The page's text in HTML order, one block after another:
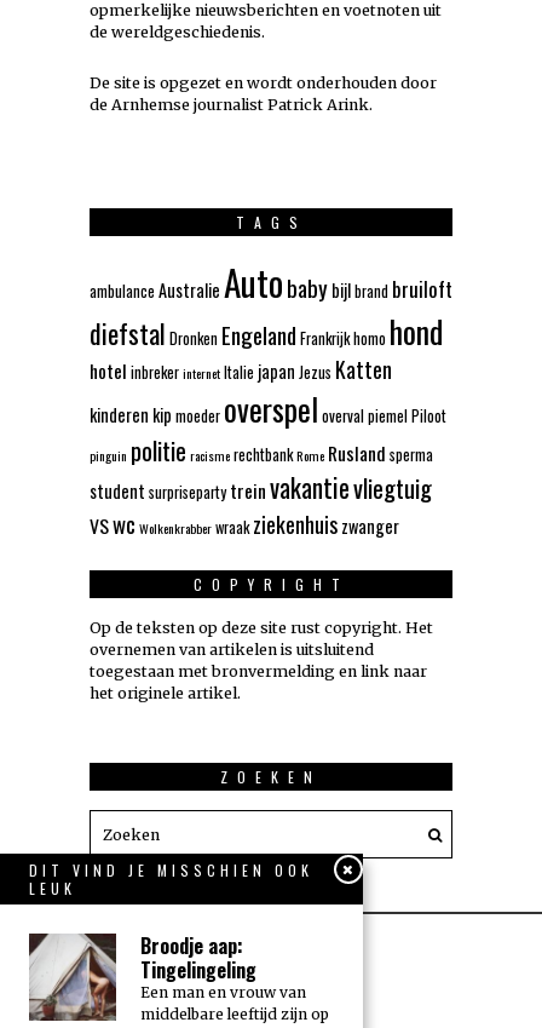
opmerkelijke nieuwsberichten en voetnoten uit
de wereldgeschiedenis.
De site is opgezet en wordt onderhouden door
de Arnhemse journalist Patrick Arink.
TAGS
ambulance AustralieAutobabybijlbrand bruiloft
diefstal Dronken Engeland Frankrijkhomo hond
hotel inbrekerinternetItalie japan Jezus Katten
kinderen kip moeder overspel overvalpiemelPiloot
pinguin politie racismerechtbankRome Rusland sperma
student surpriseparty treinvakantievliegtuig
VSwc Wolkenkrabberwraak ziekenhuiszwanger
COPYRIGHT
Op de teksten op deze site rust copyright. Het
overnemen van artikelen is uitsluitend
toegestaan met bronvermelding en link naar
het originele artikel.
ZOEKEN
DIT VIND JE MISSCHIEN OOK
LEUK
Broodje aap:
Tingelingeling
Een man en vrouw van
middelbare leeftijd zijn op